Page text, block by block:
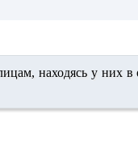
находясь у них